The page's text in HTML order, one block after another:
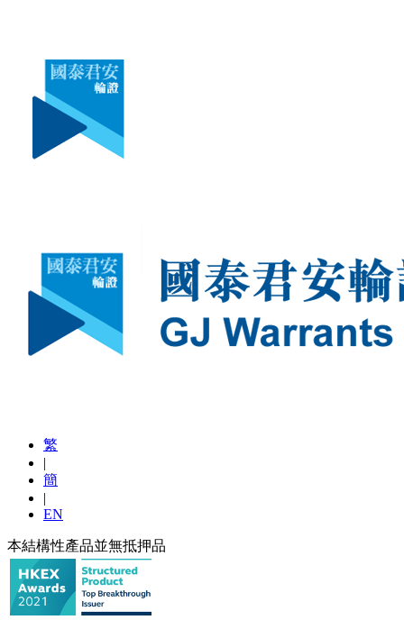
繁
|
簡
|
EN
本結構性產品並無抵押品